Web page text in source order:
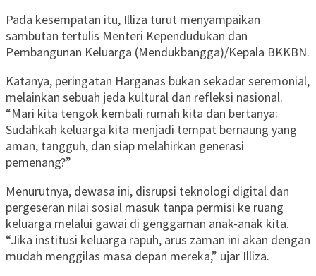
Pada kesempatan itu, Illiza turut menyampaikan
sambutan tertulis Menteri Kependudukan dan
Pembangunan Keluarga (Mendukbangga)/Kepala BKKBN.
Katanya, peringatan Harganas bukan sekadar seremonial,
melainkan sebuah jeda kultural dan refleksi nasional.
“Mari kita tengok kembali rumah kita dan bertanya:
Sudahkah keluarga kita menjadi tempat bernaung yang
aman, tangguh, dan siap melahirkan generasi
pemenang?”
Menurutnya, dewasa ini, disrupsi teknologi digital dan
pergeseran nilai sosial masuk tanpa permisi ke ruang
keluarga melalui gawai di genggaman anak-anak kita.
“Jika institusi keluarga rapuh, arus zaman ini akan dengan
mudah menggilas masa depan mereka,” ujar Illiza.